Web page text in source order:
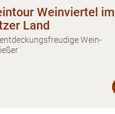
Weinviertel im
Land
Wein-